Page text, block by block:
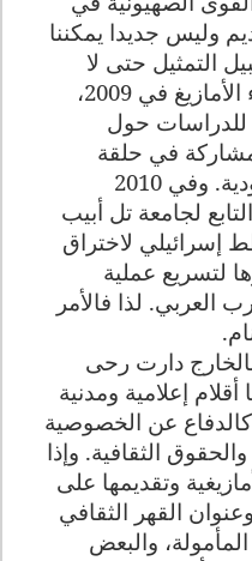
وليس جديدا يمكننا
التمثيل حتى لا
ننسى: زيارة بعض النشطاء الأمازيغ في 2009،
للدراسات حول
في حلقة
دراسية حول المحرقة اليهودية. وفي 2010
لجامعة تل أبيب
لاختراق
لتسريع عملية
العربي. لذا فالأمر
دارت رحى
أقلام إعلامية ومدنية
عن الخصوصية
الثقافية. وإذا
وتقديمها على
القهر الثقافي
والبعض